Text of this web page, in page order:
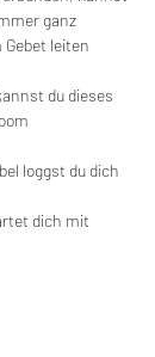
ganz
leiten
du dieses
loggst du dich
dich mit